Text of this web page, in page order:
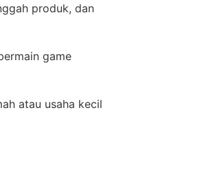
produk, dan
game
atau usaha kecil